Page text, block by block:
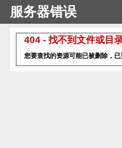
服务器错误
404 - 找不到文件或目录
您要查找的资源可能已被删除，已